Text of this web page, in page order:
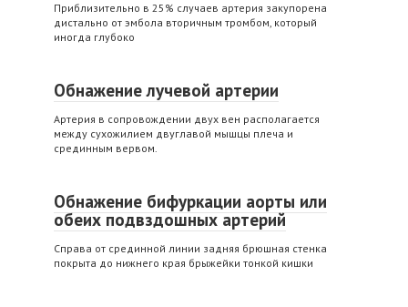
Приблизительно в 25% случаев артерия закупорена
дистально от эмбола вторичным тромбом, который
иногда глубоко
Обнажение лучевой артерии
Артерия в сопровождении двух вен располагается
между сухожилием двуглавой мышцы плеча и
срединным вервом.
Обнажение бифуркации аорты или
обеих подвздошных артерий
Справа от срединной линии задняя брюшная стенка
покрыта до нижнего края брыжейки тонкой кишки